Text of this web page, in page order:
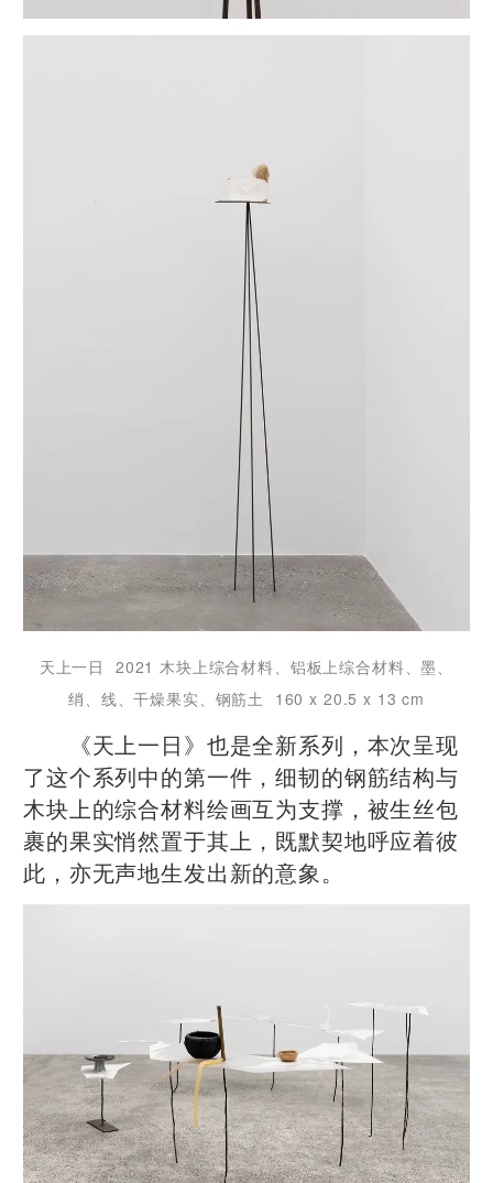
天上一日 2021 木块上综合材料、铝板上综合材料、墨、
绡、线、干燥果实、钢筋土 160 x 20.5 x 13 cm
《天上一日》也是全新系列，本次呈现
了这个系列中的第一件，细韧的钢筋结构与
木块上的综合材料绘画互为支撑，被生丝包
裹的果实悄然置于其上，既默契地呼应着彼
此，亦无声地生发出新的意象。